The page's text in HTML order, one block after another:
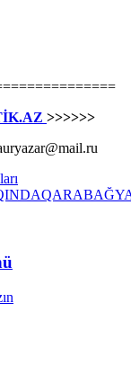
>>>>>>
QARABAĞ